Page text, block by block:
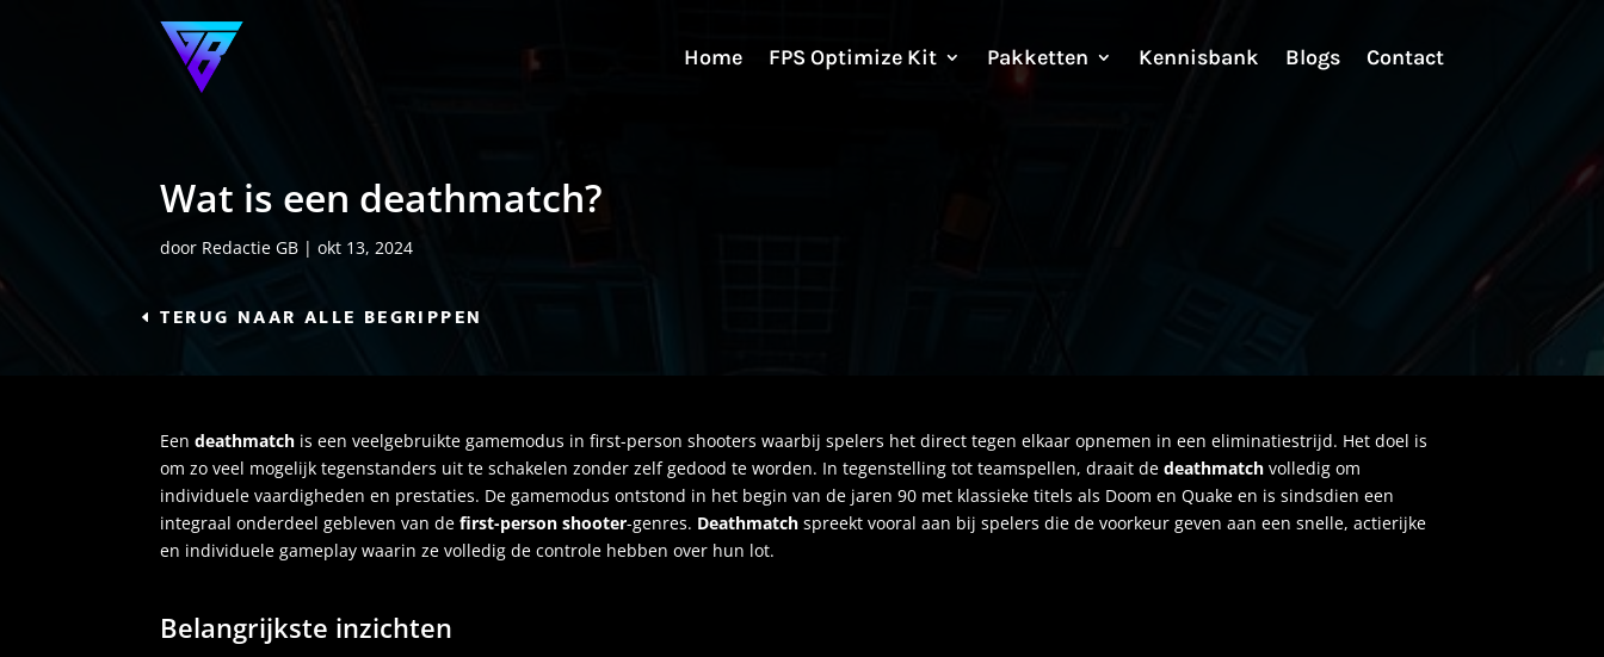
Home FPS Optimize Kit Pakketten Kennisbank Blogs Contact
Wat is een deathmatch?
door Redactie GB |okt 13, 2024
TERUG NAAR ALLE BEGRIPPEN
Eendeathmatch is een veelgebruikte gamemodus in first-person shooters waarbij spelers het direct tegen elkaar opnemen in een eliminatiestrijd. Het doel is
om zo veel mogelijk tegenstanders uit te schakelen zonder zelf gedood te worden. In tegenstelling tot teamspellen, draait dedeathmatch volledig om
individuele vaardigheden en prestaties. De gamemodus ontstond in het begin van de jaren 90 met klassieke titels als Doom en Quake en is sindsdien een
integraal onderdeel gebleven van defirst-person shooter-genres. Deathmatch spreekt vooral aan bij spelers die de voorkeur geven aan een snelle, actierijke
en individuele gameplay waarin ze volledig de controle hebben over hun lot.
Belangrijkste inzichten